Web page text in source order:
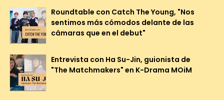
Roundtable con Catch The Young, "Nos
sentimos más cómodos delante de las
cámaras que en el debut"
Entrevista con Ha Su-Jin, guionista de
"The Matchmakers" en K-Drama MOiM